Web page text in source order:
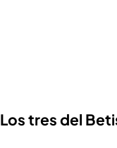
Los tres del